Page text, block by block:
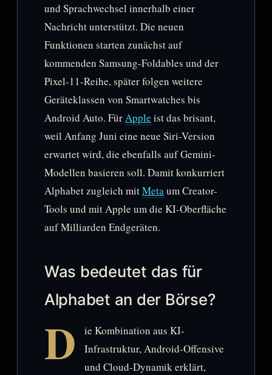
und Sprachwechsel innerhalb einer
Nachricht unterstützt. Die neuen
Funktionen starten zunächst auf
kommenden Samsung-Foldables und der
Pixel-11-Reihe, später folgen weitere
Geräteklassen von Smartwatches bis
Android Auto. FürApple ist das brisant,
weil Anfang Juni eine neue Siri-Version
erwartet wird, die ebenfalls auf Gemini-
Modellen basieren soll. Damit konkurriert
Alphabet zugleich mitMetaum Creator-
Tools und mit Apple um die KI-Oberfläche
auf Milliarden Endgeräten.
Was bedeutet das für
Alphabet an der Börse?
D
ie Kombination aus KI-
Infrastruktur, Android-Offensive
und Cloud-Dynamik erklärt,